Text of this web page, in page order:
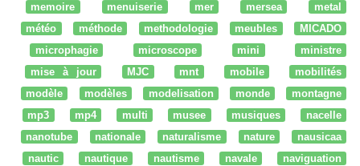
memoire
menuiserie mer mersea
metal
météo
méthode methodologie meubles
MICADO
microphagie
microscope mini
ministre
mise à jour
MJC mnt mobile
mobilités
modèle
modèles modelisation monde
montagne
mp3
mp4 multi musee musiques
nacelle
nanotube
nationale naturalisme nature
nausicaa
nautic
nautique nautisme navale
naviguation